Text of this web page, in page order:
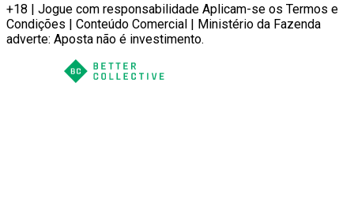
+18 | Jogue com responsabilidade Aplicam-se os Termos e
Condições | Conteúdo Comercial | Ministério da Fazenda
adverte: Aposta não é investimento.